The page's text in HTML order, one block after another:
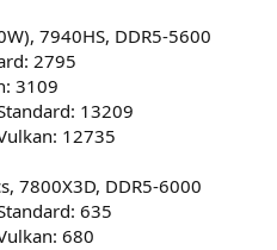
7940HS, DDR5-5600
2795
3109
13209
12735
7800X3D, DDR5-6000
635
680